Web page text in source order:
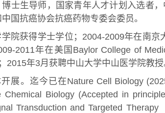
生导师，国家青年人才计划入选者，
国抗癌协会抗癌药物专委会委员。
获得学士学位；2004-2009年在南京
2011年在美国Baylor College of
年3月获聘中山大学中山医学院教授
。迄今已在Nature Cell Biology
Biology (Accepted in
Transduction and Targeted Therapy